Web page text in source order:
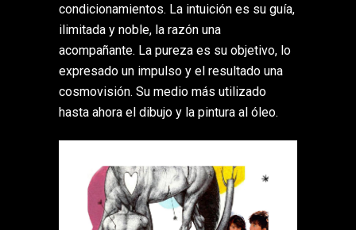
condicionamientos. La intuición es su guía,
ilimitada y noble, la razón una
acompañante. La pureza es su objetivo, lo
expresado un impulso y el resultado una
cosmovisión. Su medio más utilizado
hasta ahora el dibujo y la pintura al óleo.